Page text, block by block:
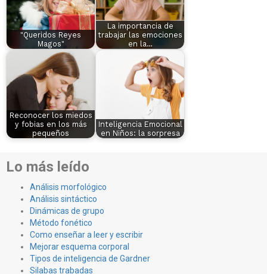
"Queridos Reyes
Magos"
La importancia de
trabajar las emociones
en la…
Reconocer los miedos
y fobias en los más
pequeños
Inteligencia Emocional
en Niños: la sorpresa
Lo más leído
Análisis morfológico
Análisis sintáctico
Dinámicas de grupo
Método fonético
Como enseñar a leer y escribir
Mejorar esquema corporal
Tipos de inteligencia de Gardner
Silabas trabadas